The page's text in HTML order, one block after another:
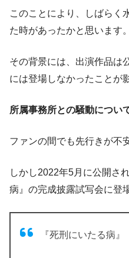
このことにより、しばらく
た時があったかと思います。
その背景には、 出演作品は
には登場しなかった ことが
所属事務所との騒動につい
ファンの間でも先行きが不
しかし2022年5月に公開さ
病』の完成披露試写会に登
『死刑にいたる病